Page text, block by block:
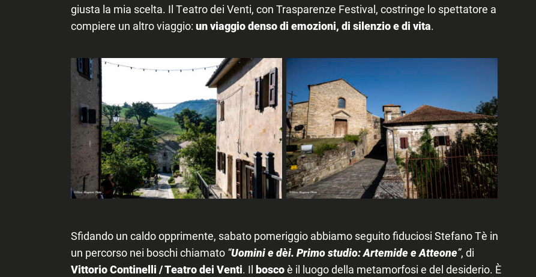
giusta la mia scelta. Il Teatro dei Venti, con Trasparenze Festival, costringe lo spettatore a
compiere un altro viaggio: un viaggio denso di emozioni, di silenzio e di vita.
Sfidando un caldo opprimente, sabato pomeriggio abbiamo seguito fiduciosi Stefano Tè in
un percorso nei boschi chiamato “Uomini e dèi. Primo studio: Artemide e Atteone”, di
Vittorio Continelli / Teatro dei Venti. Il boscoè il luogo della metamorfosi e del desiderio. È
Search
for: